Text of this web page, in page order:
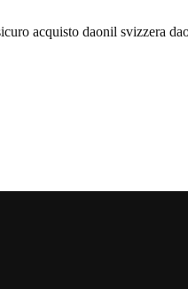
acquisto daonil svizzera